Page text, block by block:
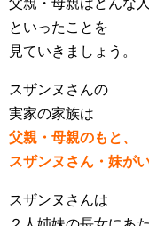
といったことを
見ていきましょう。
スザンヌさんの
実家の家族は
父親・母親のもと、
スザンヌさん・妹がい
スザンヌさんは